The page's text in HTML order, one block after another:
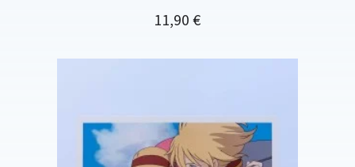
Prix
11,90 €